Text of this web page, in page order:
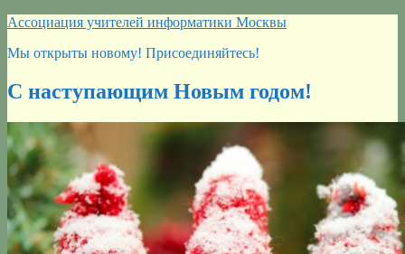
Перейти
содержимому
Ассоциация учителей информатики Москвы
Мы открыты новому! Присоединяйтесь!
С наступающим Новым годом!